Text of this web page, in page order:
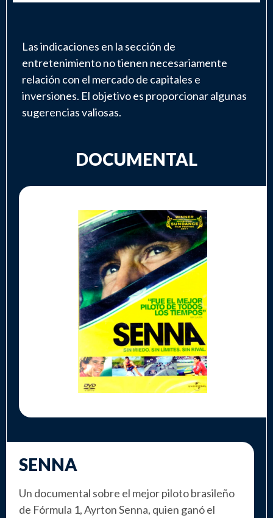
Las indicaciones en la sección de
entretenimiento no tienen necesariamente
relación con el mercado de capitales e
inversiones. El objetivo es proporcionar algunas
sugerencias valiosas.
DOCUMENTAL
SENNA
Un documental sobre el mejor piloto brasileño
de Fórmula 1, Ayrton Senna, quien ganó el